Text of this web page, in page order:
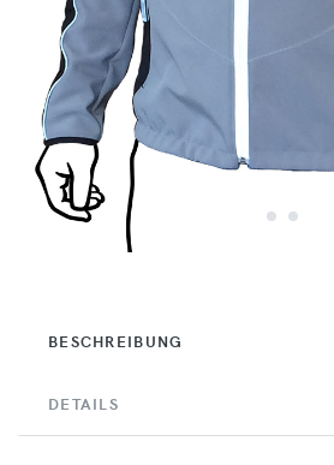
BESCHREIBUNG
DETAILS